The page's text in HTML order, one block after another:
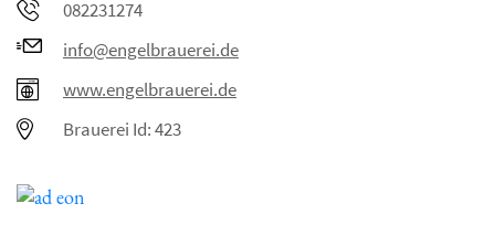
082231274
info@engelbrauerei.de
www.engelbrauerei.de
Brauerei Id: 423